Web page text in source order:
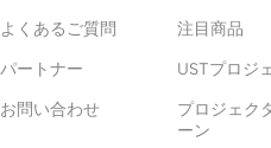
部屋の広さ
部屋の大きさは、スクリーンの
大きすぎるスクリーンは近くで
よくあるご質問
パートナー
お問い合わせ
注目商品
USTプロジ
プロジェク
ーン